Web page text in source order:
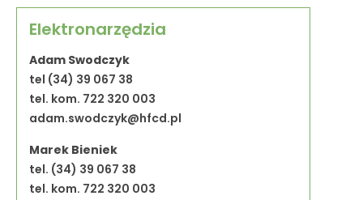
Elektronarzędzia
Adam Swodczyk
tel (34) 39 067 38
tel. kom. 722 320 003
adam.swodczyk@hfcd.pl
Marek Bieniek
tel. (34) 39 067 38
tel. kom. 722 320 003